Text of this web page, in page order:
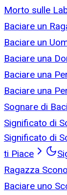
Morto sulle
Baciare un
Baciare un
Baciare una
Baciare una
Baciare una
Sognare di
Significato di
Significato di
ti Piace
Ragazza
Baciare uno